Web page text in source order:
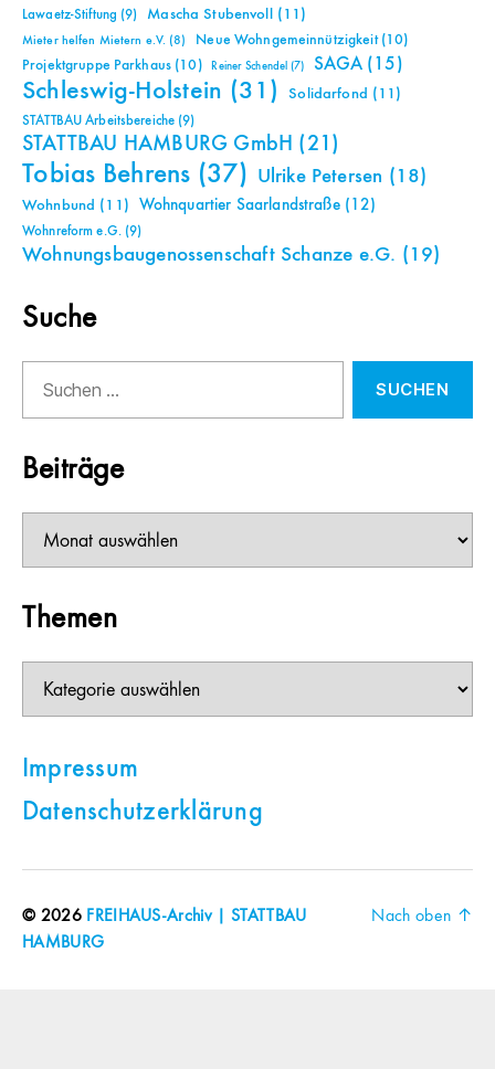
Lawaetz-Stiftung (9) Mascha Stubenvoll (11)
Mieter helfen Mietern e.V. (8) Neue Wohngemeinnützigkeit(10)
Projektgruppe Parkhaus (10) Reiner Schendel (7) SAGA(15)
Schleswig-Holstein (31) Solidarfond (11)
STATTBAU Arbeitsbereiche (9)
STATTBAU HAMBURG GmbH (21)
Tobias Behrens (37) Ulrike Petersen (18)
Wohnbund (11) Wohnquartier Saarlandstraße(12)
Wohnreform e.G.(9)
Wohnungsbaugenossenschaft Schanze e.G. (19)
Suche
nach:
Beiträge
Themen
Impressum
Datenschutzerklärung
© 2026 FREIHAUS-Archiv | STATTBAU
HAMBURG
Nach oben ↑